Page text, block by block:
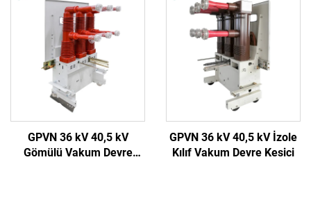
GPVN 36 kV 40,5 kV
Gömülü Vakum Devre
GPVN 36 kV 40,5 kV İzole
Kılıf Vakum Devre Kesici